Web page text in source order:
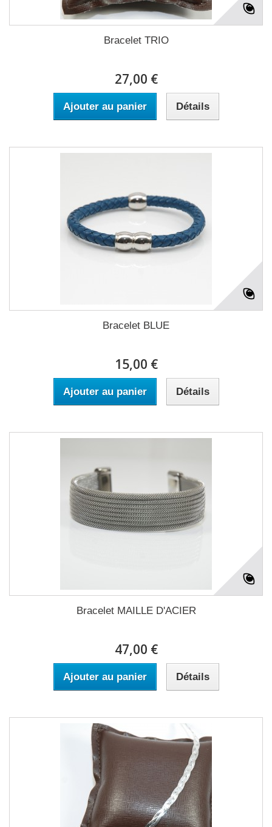
Bracelet TRIO
27,00 €
Ajouter au panier Détails
Bracelet BLUE
15,00 €
Ajouter au panier Détails
Bracelet MAILLE D'ACIER
47,00 €
Ajouter au panier Détails